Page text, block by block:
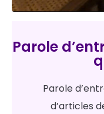
Parole
Parole
d’articles